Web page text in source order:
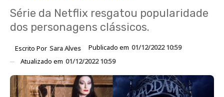
Série da Netflix resgatou popularidade
dos personagens clássicos.
Escrito Por Sara Alves Publicado em 01/12/2022 10:59
Atualizado em 01/12/2022 10:59